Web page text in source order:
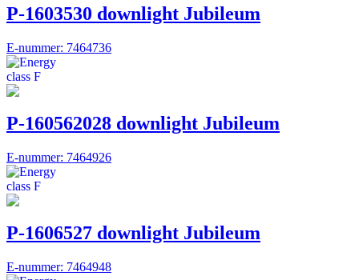
P-1603530 downlight Jubileum
E-nummer: 7464736
P-160562028 downlight Jubileum
E-nummer: 7464926
P-1606527 downlight Jubileum
E-nummer: 7464948